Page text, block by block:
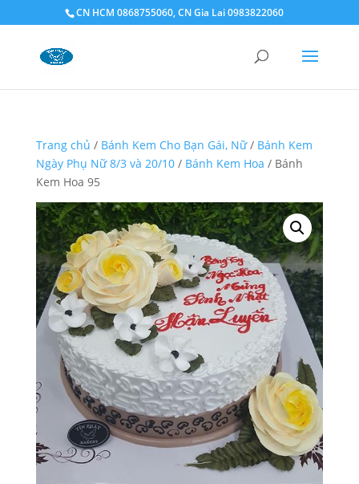
CN HCM 0868755060, CN Gia Lai 0983822060
Trang chủ / Bánh Kem Cho Bạn Gái, Nữ/ Bánh Kem
Ngày Phụ Nữ 8/3 và 20/10/ Bánh Kem Hoa / Bánh
Kem Hoa 95